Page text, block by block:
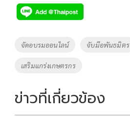
e
b
o
k
tt
er
p
y
k
Tags
จัดอบรมออนไลน์ จับมือพันธมิตร
เสริมแกร่งเกษตรกร
ข่าวที่เกี่ยวข้อง